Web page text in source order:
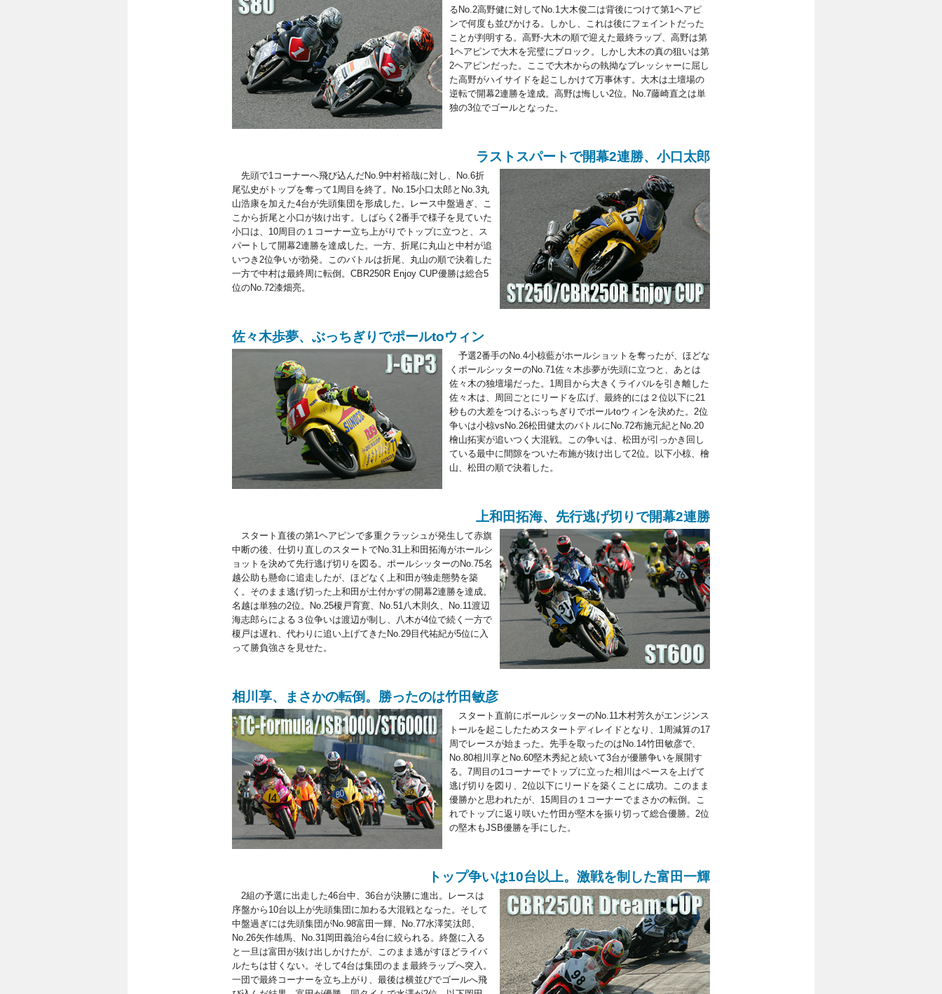
るNo.2高野健に対してNo.1大木俊二は背後につけて第1ヘアピ
ンで何度も並びかける。しかし、これは後にフェイントだった
ことが判明する。高野-大木の順で迎えた最終ラップ、高野は第
1ヘアピンで大木を完璧にブロック。しかし大木の真の狙いは第
2ヘアピンだった。ここで大木からの執拗なプレッシャーに屈し
た高野がハイサイドを起こしかけて万事休す。大木は土壇場の
逆転で開幕2連勝を達成。高野は悔しい2位。No.7藤崎直之は単
独の3位でゴールとなった。
ラストスパートで開幕2連勝、小口太郎
先頭で1コーナーへ飛び込んだNo.9中村裕哉に対し、No.6折
尾弘史がトップを奪って1周目を終了。No.15小口太郎とNo.3丸
山浩康を加えた4台が先頭集団を形成した。レース中盤過ぎ、こ
こから折尾と小口が抜け出す。しばらく2番手で様子を見ていた
小口は、10周目の１コーナー立ち上がりでトップに立つと、ス
パートして開幕2連勝を達成した。一方、折尾に丸山と中村が追
いつき2位争いが勃発。このバトルは折尾、丸山の順で決着した
一方で中村は最終周に転倒。CBR250R Enjoy CUP優勝は総合5
位のNo.72漆畑亮。
佐々木歩夢、ぶっちぎりでポールtoウィン
予選2番手のNo.4小椋藍がホールショットを奪ったが、ほどな
くポールシッターのNo.71佐々木歩夢が先頭に立つと、あとは
佐々木の独壇場だった。1周目から大きくライバルを引き離した
佐々木は、周回ごとにリードを広げ、最終的には２位以下に21
秒もの大差をつけるぶっちぎりでポールtoウィンを決めた。2位
争いは小椋vsNo.26松田健太のバトルにNo.72布施元紀とNo.20
檜山拓実が追いつく大混戦。この争いは、松田が引っかき回し
ている最中に間隙をついた布施が抜け出して2位。以下小椋、檜
山、松田の順で決着した。
上和田拓海、先行逃げ切りで開幕2連勝
スタート直後の第1ヘアピンで多重クラッシュが発生して赤旗
中断の後、仕切り直しのスタートでNo.31上和田拓海がホールシ
ョットを決めて先行逃げ切りを図る。ポールシッターのNo.75名
越公助も懸命に追走したが、ほどなく上和田が独走態勢を築
く。そのまま逃げ切った上和田が土付かずの開幕2連勝を達成。
名越は単独の2位。No.25榎戸育寛、No.51八木則久、No.11渡辺
海志郎らによる３位争いは渡辺が制し、八木が4位で続く一方で
榎戸は遅れ、代わりに追い上げてきたNo.29目代祐紀が5位に入
って勝負強さを見せた。
相川享、まさかの転倒。勝ったのは竹田敏彦
スタート直前にポールシッターのNo.11木村芳久がエンジンス
トールを起こしたためスタートディレイドとなり、1周減算の17
周でレースが始まった。先手を取ったのはNo.14竹田敏彦で、
No.80相川享とNo.60堅木秀紀と続いて3台が優勝争いを展開す
る。7周目の1コーナーでトップに立った相川はペースを上げて
逃げ切りを図り、2位以下にリードを築くことに成功。このまま
優勝かと思われたが、15周目の１コーナーでまさかの転倒。こ
れでトップに返り咲いた竹田が堅木を振り切って総合優勝。2位
の堅木もJSB優勝を手にした。
トップ争いは10台以上。激戦を制した富田一輝
2組の予選に出走した46台中、36台が決勝に進出。レースは
序盤から10台以上が先頭集団に加わる大混戦となった。そして
中盤過ぎには先頭集団がNo.98富田一輝、No.77水澤笑汰郎、
No.26矢作雄馬、No.31岡田義治ら4台に絞られる。終盤に入る
と一旦は富田が抜け出しかけたが、このまま逃がすほどライバ
ルたちは甘くない。そして4台は集団のまま最終ラップへ突入。
一団で最終コーナーを立ち上がり、最後は横並びでゴールへ飛